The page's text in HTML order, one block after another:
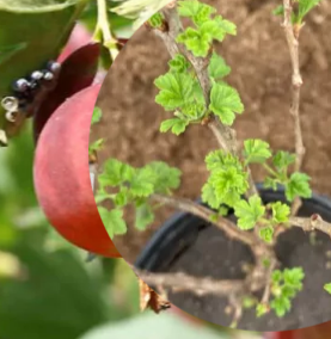
Ассортимент моих
и охватывает такие
Варшавская найк, Веноза
Вестерплатте;
Грин пэшион; нежные Лаки
Лоусония; элегантные
также королевские
Принцесса Кейт. Ценителей
порадуют такие сорта, как
Куин, Супер Нова, Тай